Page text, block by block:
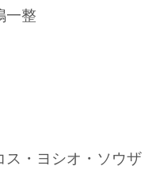
一整
ス・ヨシオ・ソウザ